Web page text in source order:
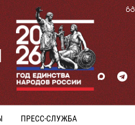
ПРЕСС-СЛУЖБА